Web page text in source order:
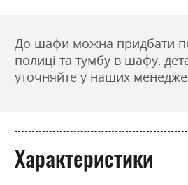
До шафи можна придбати
полиці та тумбу в шафу,
уточняйте у наших
Характеристики